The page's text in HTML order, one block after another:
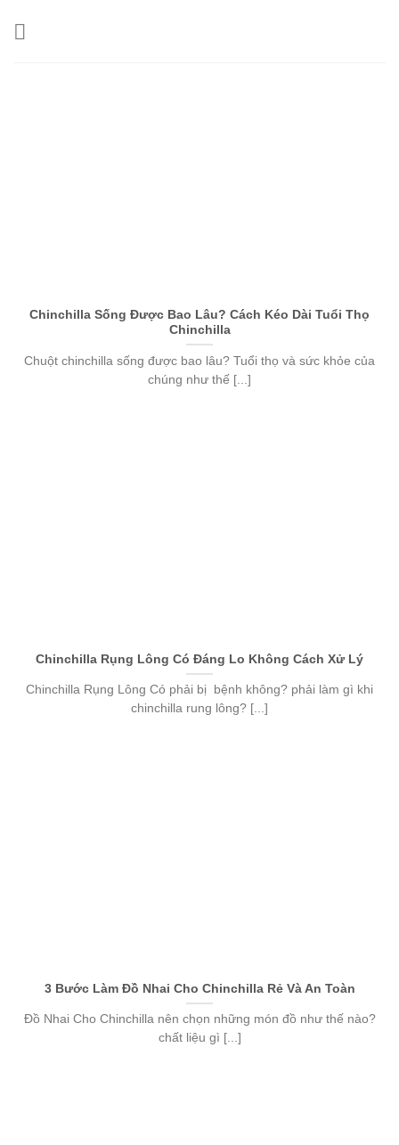
Chinchilla Sống Được Bao Lâu? Cách Kéo Dài Tuổi Thọ
Chinchilla
Chuột chinchilla sống được bao lâu? Tuổi thọ và sức khỏe của
chúng như thế [...]
Chinchilla Rụng Lông Có Đáng Lo Không Cách Xử Lý
Chinchilla Rụng Lông Có phải bị bệnh không? phải làm gì khi
chinchilla rung lông? [...]
3 Bước Làm Đồ Nhai Cho Chinchilla Rẻ Và An Toàn
Đồ Nhai Cho Chinchilla nên chọn những món đồ như thế nào?
chất liệu gì [...]